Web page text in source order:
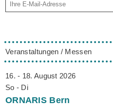
Veranstaltungen / Messen
16. - 18. August 2026
So - Di
ORNARIS Bern